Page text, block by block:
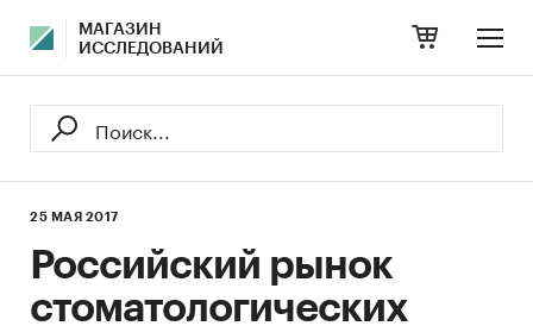
МАГАЗИН
ИССЛЕДОВАНИЙ
25 МАЯ 2017
Российский рынок
стоматологических